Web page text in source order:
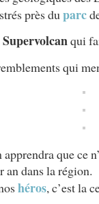
près duparc
Supervolcanqui
qui
que ce
an dans la région.
héros, c’est la